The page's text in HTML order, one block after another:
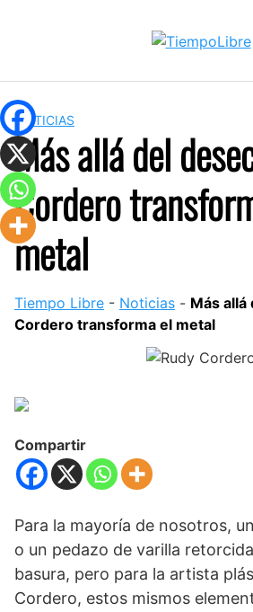
NOTICIAS
Más allá del
Cordero
metal
Tiempo Libre - Noticias - Más allá
Cordero transforma el metal
Compartir
Para la mayoría de nosotros,
o un pedazo de varilla
basura, pero para la artista
Cordero, estos mismos